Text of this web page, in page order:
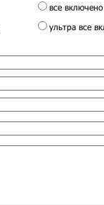
все включено
ультра все